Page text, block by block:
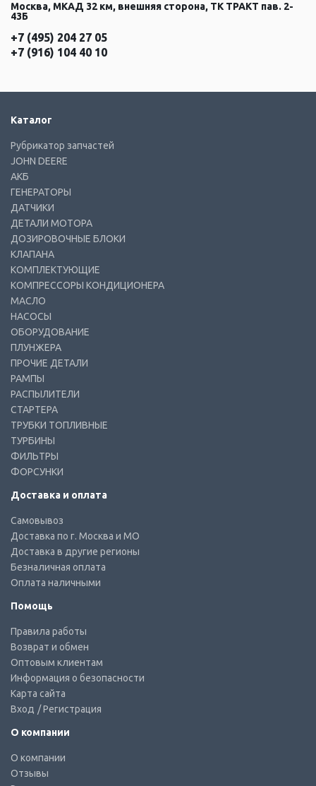
Москва, МКАД 32 км, внешняя сторона, ТК ТРАКТ пав. 2-
43Б
+7 (495) 204 27 05
+7 (916) 104 40 10
Каталог
Рубрикатор запчастей
JOHN DEERE
АКБ
ГЕНЕРАТОРЫ
ДАТЧИКИ
ДЕТАЛИ МОТОРА
ДОЗИРОВОЧНЫЕ БЛОКИ
КЛАПАНА
КОМПЛЕКТУЮЩИЕ
КОМПРЕССОРЫ КОНДИЦИОНЕРА
МАСЛО
НАСОСЫ
ОБОРУДОВАНИЕ
ПЛУНЖЕРА
ПРОЧИЕ ДЕТАЛИ
РАМПЫ
РАСПЫЛИТЕЛИ
СТАРТЕРА
ТРУБКИ ТОПЛИВНЫЕ
ТУРБИНЫ
ФИЛЬТРЫ
ФОРСУНКИ
Доставка и оплата
Самовывоз
Доставка по г. Москва и МО
Доставка в другие регионы
Безналичная оплата
Оплата наличными
Помощь
Правила работы
Возврат и обмен
Оптовым клиентам
Информация о безопасности
Карта сайта
Вход / Регистрация
О компании
О компании
Отзывы